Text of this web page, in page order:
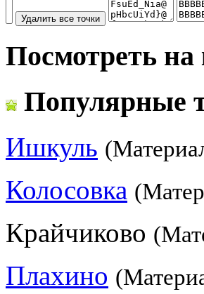
Посмотреть на
Популярные
Ишкуль
Колосовка
Крайчиково
Плахино